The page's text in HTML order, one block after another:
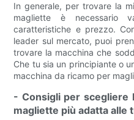
In generale, per trovare la
magliette è necessario
caratteristiche e prezzo.
leader sul mercato, puoi
trovare la macchina che
Che tu sia un principiante o
macchina da ricamo per
- Consigli per scegliere
magliette più adatta alle